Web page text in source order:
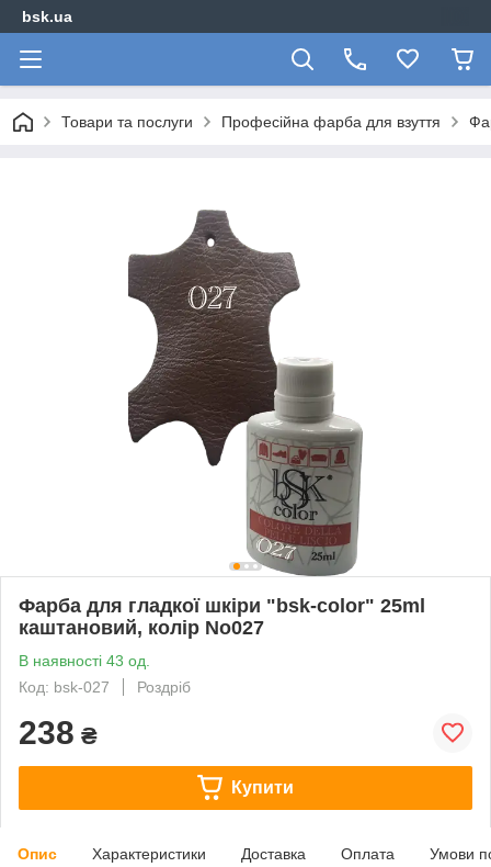
bsk.ua
Товари та послуги Професійна фарба для взуття
Фарба для гладкої шкіри "bsk-color" 25ml
каштановий, колір No027
В наявності 43 од.
Код: bsk-027
Роздріб
238 ₴
Купити
Опис Характеристики Доставка Оплата Умови